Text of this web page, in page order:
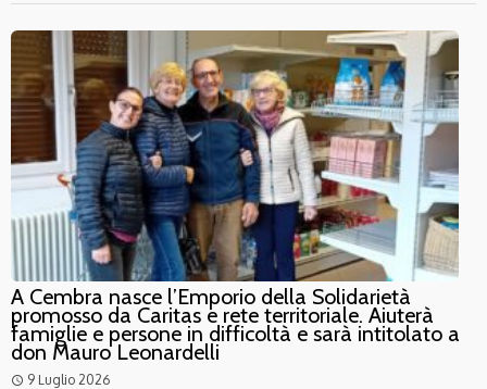
A Cembra nasce l’Emporio della Solidarietà
promosso da Caritas e rete territoriale. Aiuterà
famiglie e persone in difficoltà e sarà intitolato a
don Mauro Leonardelli
access_time 9 Luglio 2026